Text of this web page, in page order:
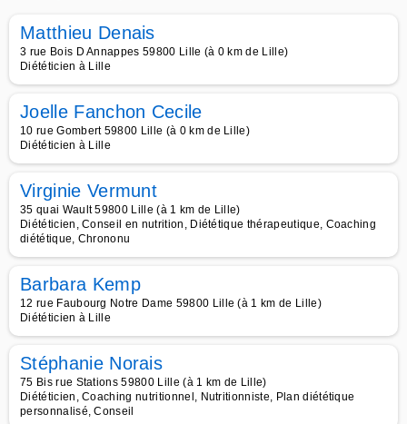
Matthieu Denais
3 rue Bois D Annappes 59800 Lille (à 0 km de Lille)
Diététicien à Lille
Joelle Fanchon Cecile
10 rue Gombert 59800 Lille (à 0 km de Lille)
Diététicien à Lille
Virginie Vermunt
35 quai Wault 59800 Lille (à 1 km de Lille)
Diététicien, Conseil en nutrition, Diététique thérapeutique, Coaching
diététique, Chrononu
Barbara Kemp
12 rue Faubourg Notre Dame 59800 Lille (à 1 km de Lille)
Diététicien à Lille
Stéphanie Norais
75 Bis rue Stations 59800 Lille (à 1 km de Lille)
Diététicien, Coaching nutritionnel, Nutritionniste, Plan diététique
personnalisé, Conseil